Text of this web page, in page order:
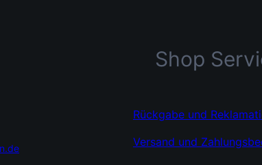
Shop
Rückgabe und
Versand und